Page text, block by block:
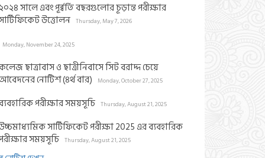
সালে এবং পূর্ব্বর্তি বছরগুলোর চূড়ান্ত পরীক্ষার
উত্তোলন Thursday, May 7, 2026
Monday, November 24, 2025
ছাত্রাবাস ও ছাত্রীনিবাসে সিট বরাদ্দ চেয়ে
নোটিশ (৪র্থ বার)
Monday, October 27, 2025
পরীক্ষার সময়সূচি Thursday, August 21, 2025
সার্টিফিকেট পরীক্ষা 2025 এর ব্যবহারিক
সময়সূচি Thursday, August 21, 2025